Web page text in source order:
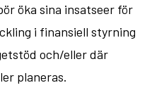
öka sina insatseer för
i finansiell styrning
och/eller där
planeras.